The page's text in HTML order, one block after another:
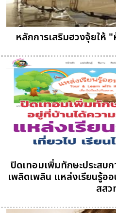
หลักการเสริมฮวงจุ้ยให้
ปิดเทอมเพิ่มทักษะประสบ
เพลิดเพลิน แหล่งเรียนรู้ออ
สสว